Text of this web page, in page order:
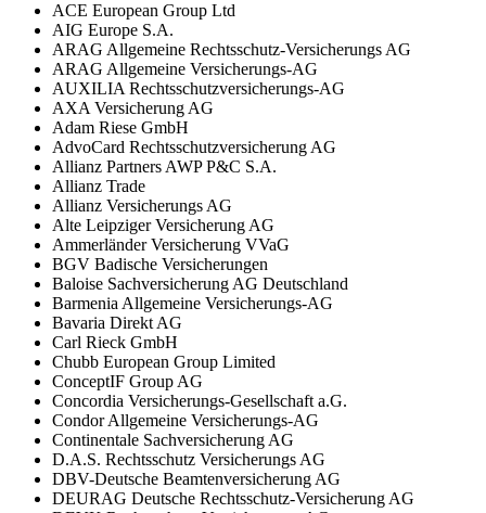
ACE European Group Ltd
AIG Europe S.A.
ARAG Allgemeine Rechtsschutz-Versicherungs AG
ARAG Allgemeine Versicherungs-AG
AUXILIA Rechtsschutzversicherungs-AG
AXA Versicherung AG
Adam Riese GmbH
AdvoCard Rechtsschutzversicherung AG
Allianz Partners AWP P&C S.A.
Allianz Trade
Allianz Versicherungs AG
Alte Leipziger Versicherung AG
Ammerländer Versicherung VVaG
BGV Badische Versicherungen
Baloise Sachversicherung AG Deutschland
Barmenia Allgemeine Versicherungs-AG
Bavaria Direkt AG
Carl Rieck GmbH
Chubb European Group Limited
ConceptIF Group AG
Concordia Versicherungs-Gesellschaft a.G.
Condor Allgemeine Versicherungs-AG
Continentale Sachversicherung AG
D.A.S. Rechtsschutz Versicherungs AG
DBV-Deutsche Beamtenversicherung AG
DEURAG Deutsche Rechtsschutz-Versicherung AG